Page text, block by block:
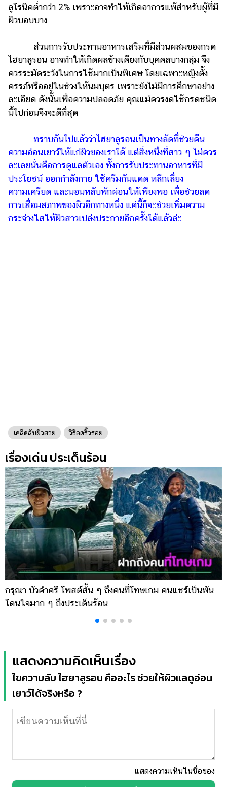
ลูโรนิคต่ำกว่า 2% เพราะอาจทำให้เกิดอาการแพ้สำหรับผู้ที่มี
ผิวบอบบาง
ส่วนการรับประทานอาหารเสริมที่มีส่วนผสมของกรด
ไฮยาลูรอน อาจทำให้เกิดผลข้างเคียงกับบุคคลบางกลุ่ม จึง
ควรระมัดระวังในการใช้มากเป็นพิเศษ โดยเฉพาะหญิงตั้ง
ครรภ์หรืออยู่ในช่วงให้นมบุตร เพราะยังไม่มีการศึกษาอย่าง
ละเอียด ดังนั้นเพื่อความปลอดภัย คุณแม่ควรงดใช้กรดชนิด
นี้ไปก่อนจึงจะดีที่สุด
ทราบกันไปแล้วว่าไฮยาลูรอนเป็นทางลัดที่ช่วยคืน
ความอ่อนเยาว์ให้แก่ผิวของเราได้ แต่สิ่งหนึ่งที่สาว ๆ ไม่ควร
ละเลยนั่นคือการดูแลตัวเอง ทั้งการรับประทานอาหารที่มี
ประโยชน์ ออกกำลังกาย ใช้ครีมกันแดด หลีกเลี่ยง
ความเครียด และนอนหลับพักผ่อนให้เพียงพอ เพื่อช่วยลด
การเสื่อมสภาพของผิวอีกทางหนึ่ง แค่นี้ก็จะช่วยเพิ่มความ
กระจ่างใสให้ผิวสาวเปล่งประกายอีกครั้งได้แล้วล่ะ
เคล็ดลับผิวสวย วิธีลดริ้วรอย
เรื่องเด่น ประเด็นร้อน
กรุณา บัวคำศรี โพสต์สั้น ๆ ถึงคนที่โทษเกม คนแชร์เป็นพัน
โดนใจมาก ๆ ถึงประเด็นร้อน
แสดงความคิดเห็นเรื่อง
ไขความลับ ไฮยาลูรอน คืออะไร ช่วยให้ผิวแลดูอ่อน
เยาว์ได้จริงหรือ ?
แสดงความเห็นในชื่อของ